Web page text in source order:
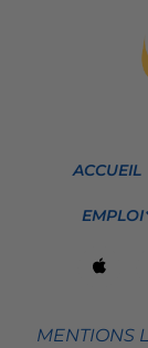
ACCUEIL
EMPLOI
MENTIONS